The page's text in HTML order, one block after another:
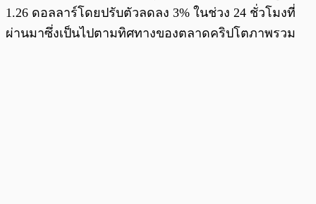
1.26 ดอลลาร์โดยปรับตัวลดลง 3% ในช่วง 24 ชั่วโมงที่
ผ่านมาซึ่งเป็นไปตามทิศทางของตลาดคริปโตภาพรวม